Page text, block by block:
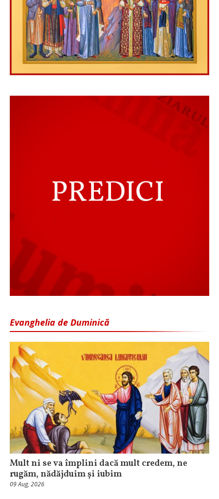
Evanghelia de Duminică
Mult ni se va împlini dacă mult credem, ne
rugăm, nădăjduim și iubim
09 Aug, 2026